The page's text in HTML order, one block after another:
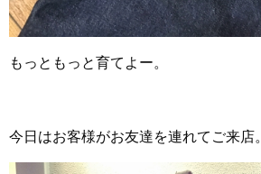
もっともっと育てよー。
今日はお客様がお友達を連れてご来店。